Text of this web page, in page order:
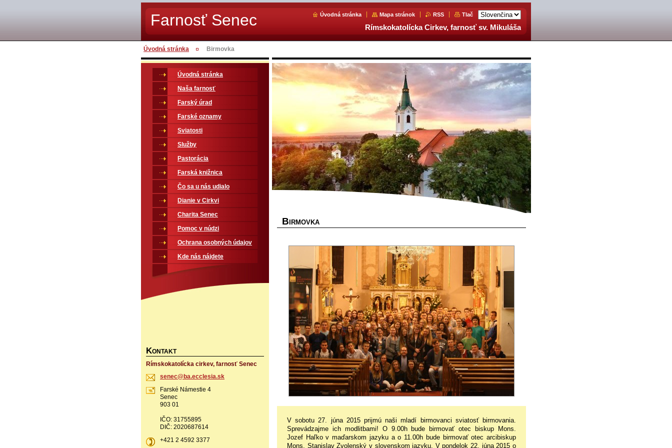
Farnosť Senec Úvodná stránka Mapa stránok RSS Tlač
Rímskokatolícka Cirkev, farnosť sv. Mikuláša
Úvodná stránka Birmovka
B IRMOVKA
V sobotu 27. júna 2015 prijmú naši mladí birmovanci sviatosť birmovania.
Sprevádzajme ich modlitbami! O 9.00h bude birmovať otec biskup Mons.
Jozef Haľko v maďarskom jazyku a o 11.00h bude birmovať otec arcibiskup
Mons. Stanislav Zvolenský v slovenskom jazyku. V pondelok 22. júna 2015 o
Úvodná stránka
Naša farnosť
Farský úrad
Farské oznamy
Sviatosti
Služby
Pastorácia
Farská knižnica
Čo sa u nás udialo
Dianie v Cirkvi
Charita Senec
Pomoc v núdzi
Ochrana osobných údajov
Kde nás nájdete
KONTAKT
Rímskokatolícka cirkev, farnosť Senec
senec@ba.ecclesia.sk
Farské Námestie 4
Senec
903 01
IČO: 31755895
DIČ: 2020687614
+421 2 4592 3377